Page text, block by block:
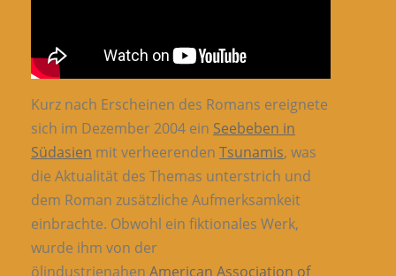
Kurz nach Erscheinen des Romans ereignete
sich im Dezember 2004 ein Seebeben in
Südasien mit verheerenden Tsunamis, was
die Aktualität des Themas unterstrich und
dem Roman zusätzliche Aufmerksamkeit
einbrachte. Obwohl ein fiktionales Werk,
wurde ihm von der
ölindustrienahen American Association of